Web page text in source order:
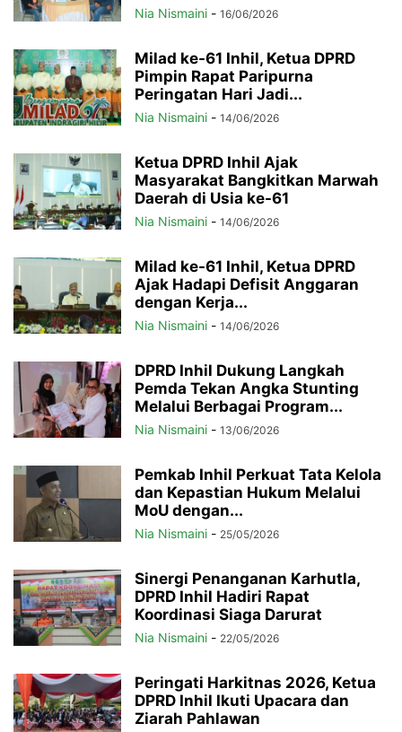
Nia Nismaini - 16/06/2026
Milad ke-61 Inhil, Ketua DPRD
Pimpin Rapat Paripurna
Peringatan Hari Jadi...
Nia Nismaini - 14/06/2026
Ketua DPRD Inhil Ajak
Masyarakat Bangkitkan Marwah
Daerah di Usia ke-61
Nia Nismaini - 14/06/2026
Milad ke-61 Inhil, Ketua DPRD
Ajak Hadapi Defisit Anggaran
dengan Kerja...
Nia Nismaini - 14/06/2026
DPRD Inhil Dukung Langkah
Pemda Tekan Angka Stunting
Melalui Berbagai Program...
Nia Nismaini - 13/06/2026
Pemkab Inhil Perkuat Tata Kelola
dan Kepastian Hukum Melalui
MoU dengan...
Nia Nismaini - 25/05/2026
Sinergi Penanganan Karhutla,
DPRD Inhil Hadiri Rapat
Koordinasi Siaga Darurat
Nia Nismaini - 22/05/2026
Peringati Harkitnas 2026, Ketua
DPRD Inhil Ikuti Upacara dan
Ziarah Pahlawan